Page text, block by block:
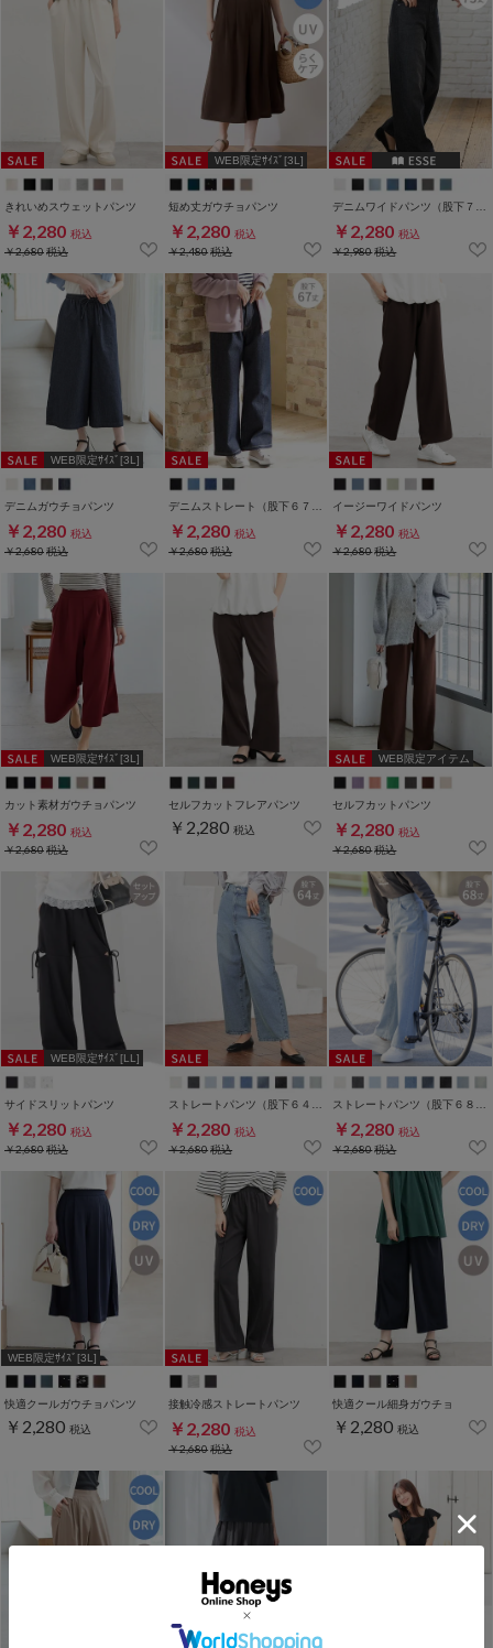
きれいめスウェットパンツ
￥2,280 税込
￥2,680税込
WEB限定ｻｲｽﾞ[3L]
短め丈ガウチョパンツ
￥2,280 税込
￥2,480税込
￥2,280 税込
￥2,980税込
WEB限定ｻｲｽﾞ[3L]
デニムガウチョパンツ
￥2,280 税込
￥2,680税込
￥2,280 税込
￥2,680税込
イージーワイドパンツ
￥2,280 税込
￥2,680税込
WEB限定ｻｲｽﾞ[3L]
カット素材ガウチョパンツ
￥2,280 税込
￥2,680税込
セルフカットフレアパンツ
￥2,280 税込
WEB限定アイテム
セルフカットパンツ
￥2,280 税込
￥2,680税込
WEB限定ｻｲｽﾞ[LL]
サイドスリットパンツ
￥2,280 税込
￥2,680税込
￥2,280 税込
￥2,680税込
￥2,280 税込
￥2,680税込
WEB限定ｻｲｽﾞ[3L]
快適クールガウチョパンツ
￥2,280 税込
接触冷感ストレートパンツ
￥2,280 税込
￥2,680税込
快適クール細身ガウチョ
￥2,280 税込